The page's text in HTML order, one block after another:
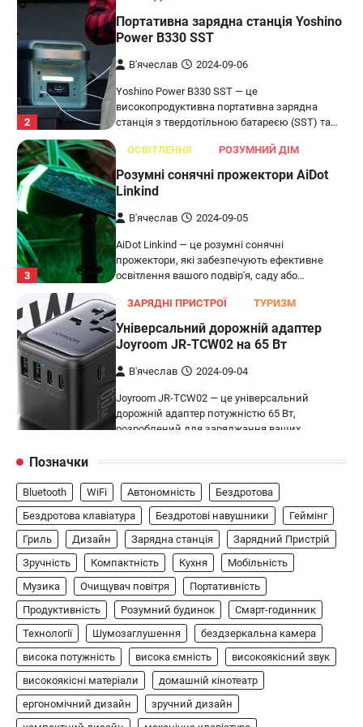
2
Портативна зарядна станція Yoshino
Power B330 SST
В'ячеслав 2024-09-06
Yoshino Power B330 SST — це
високопродуктивна портативна зарядна
станція з твердотільною батареєю (SST) та…
3
ОСВІТЛЕННЯ РОЗУМНИЙ ДІМ
Розумні сонячні прожектори AiDot
Linkind
В'ячеслав 2024-09-05
AiDot Linkind — це розумні сонячні
прожектори, які забезпечують ефективне
освітлення вашого подвір'я, саду або…
ЗАРЯДНІ ПРИСТРОЇ ТУРИЗМ
Універсальний дорожній адаптер
Joyroom JR-TCW02 на 65 Вт
В'ячеслав 2024-09-04
Joyroom JR-TCW02 — це універсальний
дорожній адаптер потужністю 65 Вт,
розроблений для заряджання ваших
5
Бездротовий контролер 8BitDo Lite
SE 2.4G для Xbox
В'ячеслав 2024-09-03
8BitDo Lite SE 2.4G — це компактний
бездротовий контролер, розроблений
спеціально для Xbox. Завдяки своєму…
АУДІО КОЛОНКИ
Бездротова колонка LG XBOOM Go
XG2T
В'ячеслав 2024-09-07
LG XBOOM Go XG2T — це компактна
Позначки
Bluetooth WiFi Автономність
Бездротова
Бездротова клавіатура
Бездротові навушники
Геймінг
Гриль
Дизайн Зарядна станція
Зарядний Пристрій
Зручність
Компактність Кухня
Мобільність
Музика
Очищувач повітря
Портативність
Продуктивність
Розумний будинок
Смарт-годинник
Технології
Шумозаглушення
бездзеркальна камера
висока потужність
висока ємність
високоякісний звук
високоякісні матеріали
домашній кінотеатр
ергономічний дизайн
зручний дизайн